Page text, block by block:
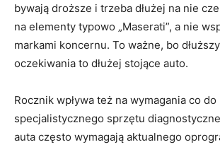
bywają droższe i trzeba dłużej na nie
na elementy typowo „Maserati”, a nie
markami koncernu. To ważne, bo
oczekiwania to dłużej stojące auto.
Rocznik wpływa też na wymagania co do
specjalistycznego sprzętu
auta często wymagają aktualnego